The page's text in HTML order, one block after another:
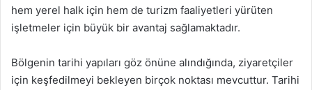
hem yerel halk için hem de turizm faaliyetleri yürüten
işletmeler için büyük bir avantaj sağlamaktadır.
Bölgenin tarihi yapıları göz önüne alındığında, ziyaretçiler
için keşfedilmeyi bekleyen birçok noktası mevcuttur. Tarihi